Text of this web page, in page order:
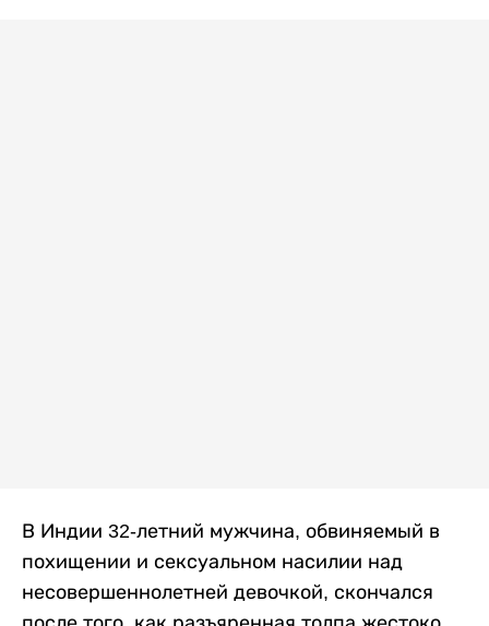
В Индии 32-летний мужчина, обвиняемый в
похищении и сексуальном насилии над
несовершеннолетней девочкой, скончался